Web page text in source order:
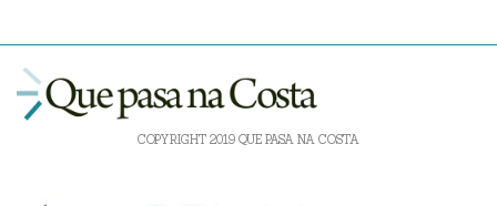
COPYRIGHT 2019 QUE PASA NA COSTA